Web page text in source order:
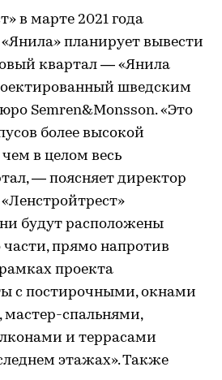
в марте 2021 года
планирует вывести
квартал — «Янила
шведским
Semren&Monsson. «Это
более высокой
в целом весь
— поясняет директор
будут расположены
части, прямо напротив
проекта
с постирочными, окнами
мастер-спальнями,
и террасами
этажах». Также